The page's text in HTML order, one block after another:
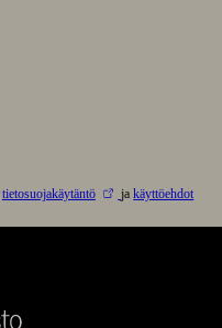
tietosuojakäytäntö jakäyttöehdot